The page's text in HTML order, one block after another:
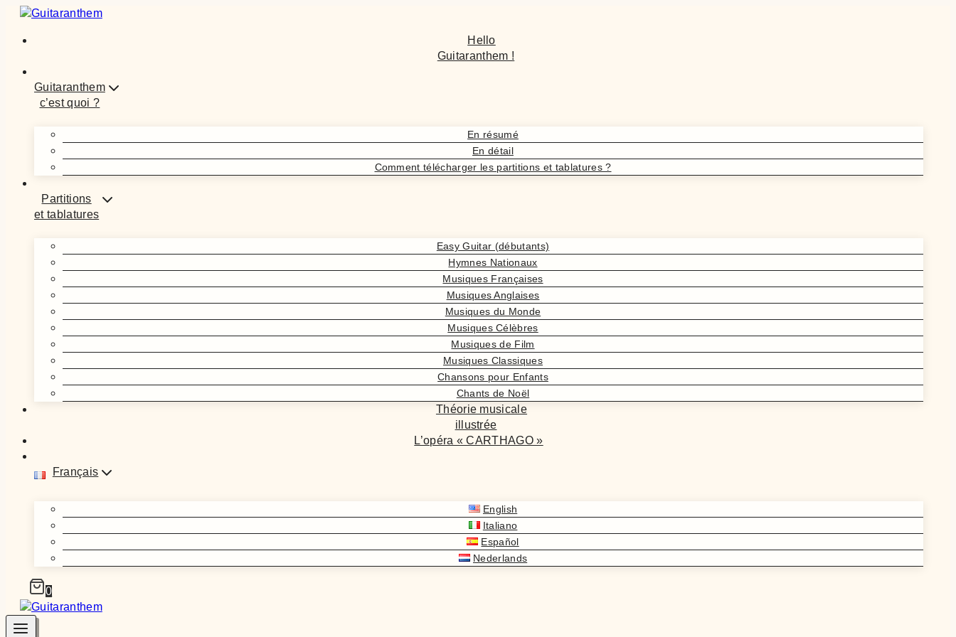
Aller
contenu
Hello
Guitaranthem !
Guitaranthem
c’est quoi ?
En résumé
En détail
Comment télécharger les partitions et tablatures ?
Partitions
et tablatures
Easy Guitar (débutants)
Hymnes Nationaux
Musiques Françaises
Musiques Anglaises
Musiques du Monde
Musiques Célèbres
Musiques de Film
Musiques Classiques
Chansons pour Enfants
Chants de Noël
Théorie musicale
illustrée
L’opéra « CARTHAGO »
Français
English
Italiano
Español
Nederlands
0